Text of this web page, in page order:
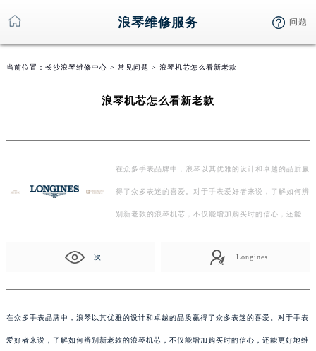
浪琴维修服务 问题
当前位置： 长沙浪琴维修中心 > 常见问题 > 浪琴机芯怎么看新老款
浪琴机芯怎么看新老款
在众多手表品牌中，浪琴以其优雅的设计和卓越的品质赢
得了众多表迷的喜爱。对于手表爱好者来说，了解如何辨
别新老款的浪琴机芯，不仅能增加购买时的信心，还能
次 Longines
在众多手表品牌中，浪琴以其优雅的设计和卓越的品质赢得了众多表迷的喜爱。对于手表
爱好者来说，了解如何辨别新老款的浪琴机芯，不仅能增加购买时的信心，还能更好地维